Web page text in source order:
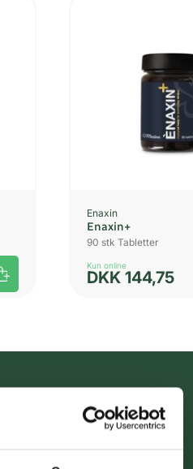
Enaxin
Enaxin+
90 stk Tabletter
Kun online
DKK 144,75
349 kr.